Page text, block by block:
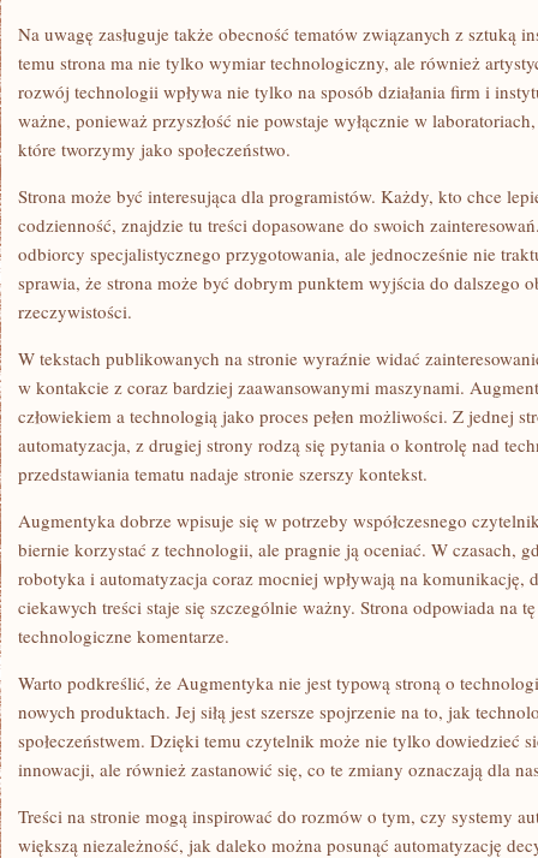
Na uwagę zasługuje także obecność tematów związanych z sztuką
temu strona ma nie tylko wymiar technologiczny, ale również
rozwój technologii wpływa nie tylko na sposób działania firm i
ważne, ponieważ przyszłość nie powstaje wyłącznie w
które tworzymy jako społeczeństwo.
Strona może być interesująca dla programistów. Każdy, kto chce
codzienność, znajdzie tu treści dopasowane do swoich
odbiorcy specjalistycznego przygotowania, ale jednocześnie nie
sprawia, że strona może być dobrym punktem wyjścia do dalszego
rzeczywistości.
W tekstach publikowanych na stronie wyraźnie widać
w kontakcie z coraz bardziej zaawansowanymi maszynami.
człowiekiem a technologią jako proces pełen możliwości. Z jednej
automatyzacja, z drugiej strony rodzą się pytania o kontrolę nad
przedstawiania tematu nadaje stronie szerszy kontekst.
Augmentyka dobrze wpisuje się w potrzeby współczesnego
biernie korzystać z technologii, ale pragnie ją oceniać. W czasach,
robotyka i automatyzacja coraz mocniej wpływają na komunikację,
ciekawych treści staje się szczególnie ważny. Strona odpowiada na
technologiczne komentarze.
Warto podkreślić, że Augmentyka nie jest typową stroną o
nowych produktach. Jej siłą jest szersze spojrzenie na to, jak
społeczeństwem. Dzięki temu czytelnik może nie tylko dowiedzieć
innowacji, ale również zastanowić się, co te zmiany oznaczają dla
Treści na stronie mogą inspirować do rozmów o tym, czy systemy
większą niezależność, jak daleko można posunąć automatyzację